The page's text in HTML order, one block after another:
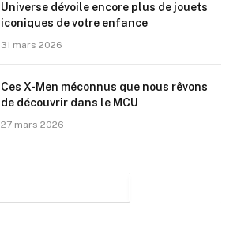
Universe dévoile encore plus de jouets
iconiques de votre enfance
31 mars 2026
Ces X-Men méconnus que nous rêvons
de découvrir dans le MCU
27 mars 2026